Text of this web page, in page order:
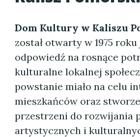
Dom Kultury w Kaliszu
został otwarty w 1975 roku
odpowiedź na rosnące
kulturalne lokalnej
powstanie miało na celu
mieszkańców oraz
przestrzeni do rozwijania
artystycznych i